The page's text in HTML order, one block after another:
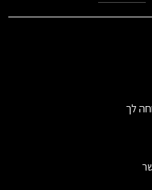
לך